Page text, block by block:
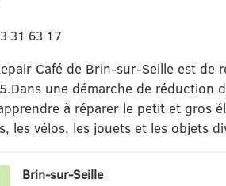
31 63 17
Café de Brin-sur-Seille est
Dans une démarche de réduction
à réparer le petit et gros
les vélos, les jouets et les objets
Brin-sur-Seille